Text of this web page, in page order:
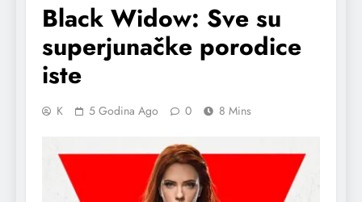
Black Widow: Sve su
superjunačke porodice
iste
K 5 Godina Ago 0 8 Mins